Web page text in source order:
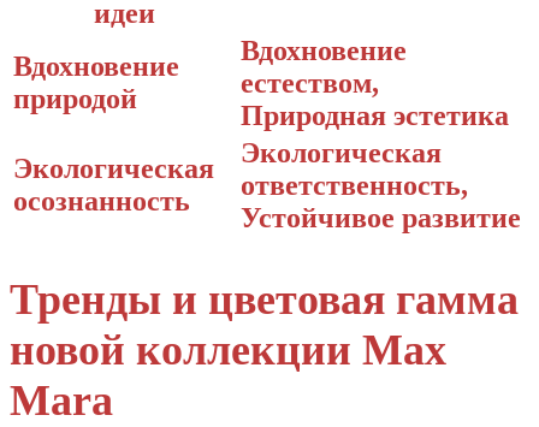
идеи
Вдохновение
природой
Вдохновение
естеством,
Природная эстетика
Экологическая
осознанность
Экологическая
ответственность,
Устойчивое развитие
Тренды и цветовая гамма
новой коллекции Max
Mara